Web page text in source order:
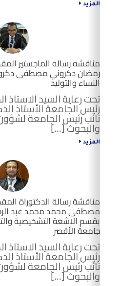
المزيد
مناقشه رساله الماجستير
رمضان دكروني مصطفى
النساء والتوليد
تحت رعاية السيد
رئيس الجامعة الأستاذ
نائب رئيس الجامعة لشؤون
والبحوث […]
المزيد
مناقشة رسالة الدكتوراة
مصطفى محمد محمد عبد
بقسم الاشعة التشخيصية
جامعة الأقصر
تحت رعاية السيد
رئيس الجامعة الأستاذ
نائب رئيس الجامعة لشؤون
والبحوث […]